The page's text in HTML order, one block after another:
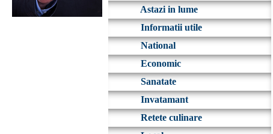
Astazi in lume
Informatii utile
National
Economic
Sanatate
Invatamant
Retete culinare